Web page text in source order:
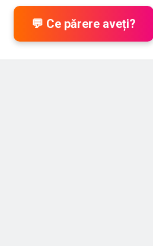
💬 Ce părere aveți?